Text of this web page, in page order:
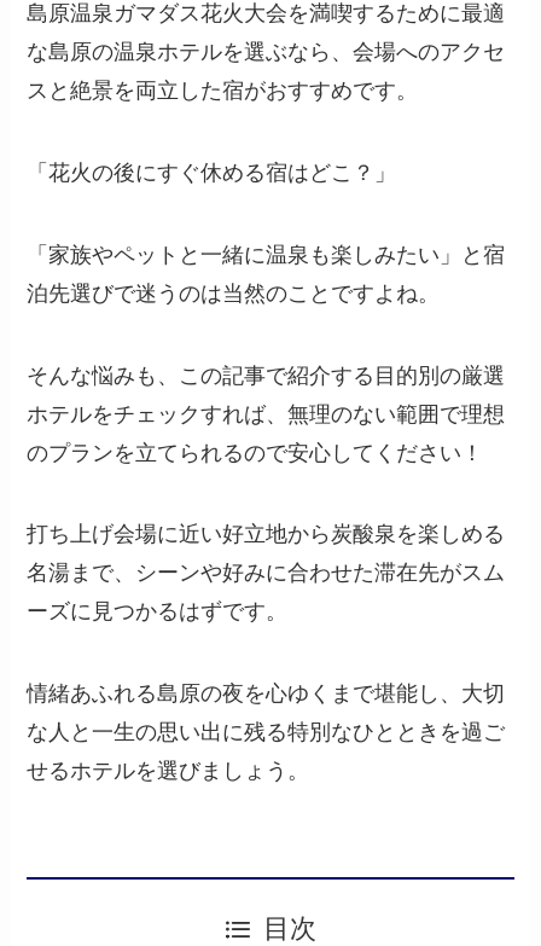
島原温泉ガマダス花火大会を満喫するために最適
な島原の温泉ホテルを選ぶなら、会場へのアクセ
スと絶景を両立した宿がおすすめです。
「花火の後にすぐ休める宿はどこ？」
「家族やペットと一緒に温泉も楽しみたい」と宿
泊先選びで迷うのは当然のことですよね。
そんな悩みも、この記事で紹介する目的別の厳選
ホテルをチェックすれば、無理のない範囲で理想
のプランを立てられるので安心してください！
打ち上げ会場に近い好立地から炭酸泉を楽しめる
名湯まで、シーンや好みに合わせた滞在先がスム
ーズに見つかるはずです。
情緒あふれる島原の夜を心ゆくまで堪能し、大切
な人と一生の思い出に残る特別なひとときを過ご
せるホテルを選びましょう。
目次